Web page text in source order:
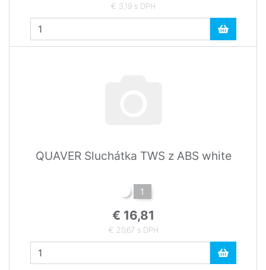
€ 3,19 s DPH
QUAVER Sluchátka TWS z ABS white
1
€ 16,81
€ 20,67 s DPH